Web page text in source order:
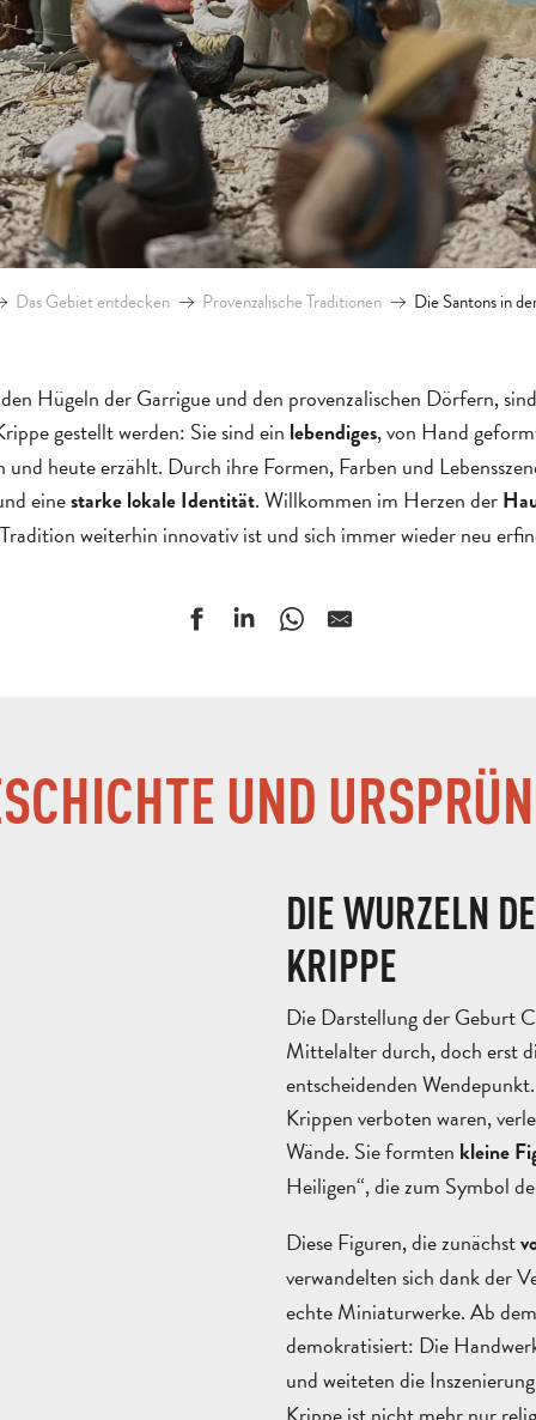
Das Gebiet entdecken Provenzalische Traditionen Die Santons in
Hügeln der Garrigue und den provenzalischen Dörfern,
gestellt werden: Sie sind ein lebendiges, von Hand
und heute erzählt. Durch ihre Formen, Farben und
einestarke lokale Identität. Willkommen im Herzen der
weiterhin innovativ ist und sich immer wieder neu
UND
DIE WURZELN
KRIPPE
Die Darstellung der Geburt
Mittelalter durch, doch erst
entscheidenden
Krippen verboten waren,
Wände. Sie formten kleine
Heiligen“, die zum Symbol
Diese Figuren, die zunächst
verwandelten sich dank der
echte Miniaturwerke. Ab
demokratisiert: Die
und weiteten die